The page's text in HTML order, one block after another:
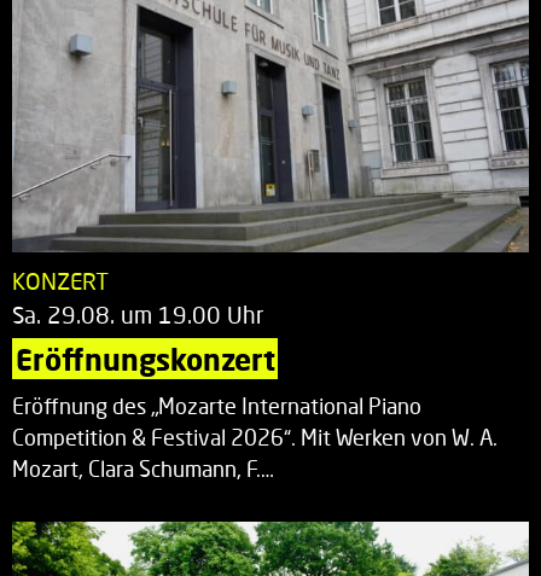
KONZERT
Sa. 29.08. um 19.00 Uhr
Eröffnungskonzert
Eröffnung des „Mozarte International Piano
Competition & Festival 2026“. Mit Werken von W. A.
Mozart, Clara Schumann, F.…